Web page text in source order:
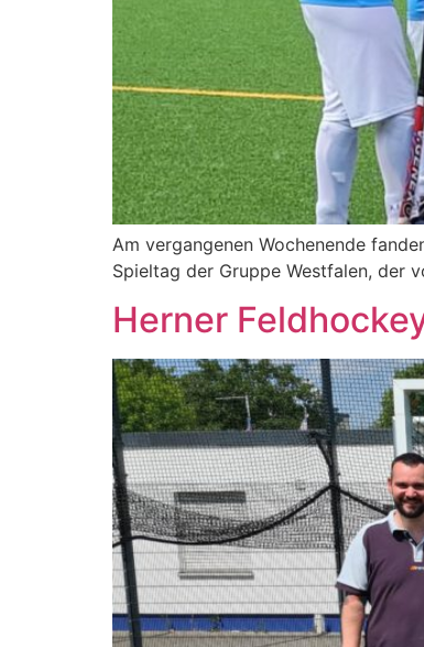
Am vergangenen Wochenende
Spieltag der Gruppe Westfalen, der
Herner